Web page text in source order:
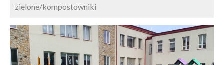
zielone/kompostowniki